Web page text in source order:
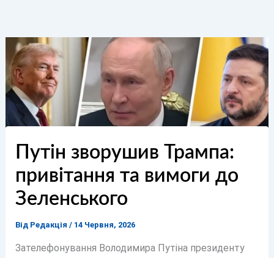
Путін зворушив Трампа:
привітання та вимоги до
Зеленського
Від Редакція / 14 Червня, 2026
Зателефонування Володимира Путіна президенту